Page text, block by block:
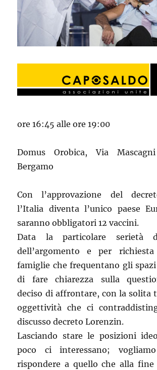
ore 16:45 alle ore 19:00
Domus Orobica, Via
Bergamo
Con l’approvazione del
l’Italia diventa l’unico paese
saranno obbligatori 12 vaccini.
Data la particolare serietà
dell’argomento e per
famiglie che frequentano gli
di fare chiarezza sulla
deciso di affrontare, con la solita
oggettività che ci
discusso decreto Lorenzin.
Lasciando stare le posizioni
poco ci interessano;
rispondere a quello che alla